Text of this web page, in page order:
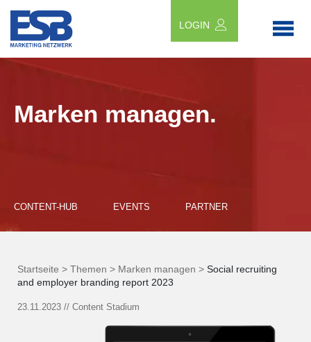
LOGIN
Marken managen.
CONTENT-HUB EVENTS PARTNER
Startseite > Themen > Marken managen > Social recruiting
and employer branding report 2023
23.11.2023 // Content Stadium